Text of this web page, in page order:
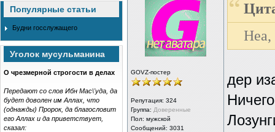
Популярные статьи
Будни госслужащего
Уголок мусульманина
О чрезмерной строгости в делах
Передают со слов Ибн Мас\'уда, да
будет доволен им Аллах, что
(однажды) Пророк, да благословит
его Аллах и да приветствует,
сказал:
GOVZ-постер
Репутация: 324
Группа: Доверенные
Пол: мужской
Сообщений: 3031
Неа,
дер